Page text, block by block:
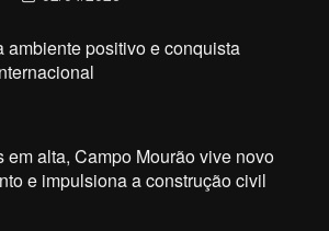
ambiente positivo e conquista
em alta, Campo Mourão vive novo
e impulsiona a construção civil